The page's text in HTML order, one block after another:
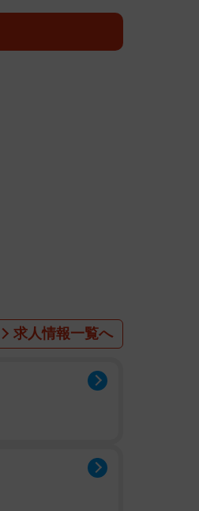
adobe.stock）
にしたのは、名前や
求人情報一覧へ